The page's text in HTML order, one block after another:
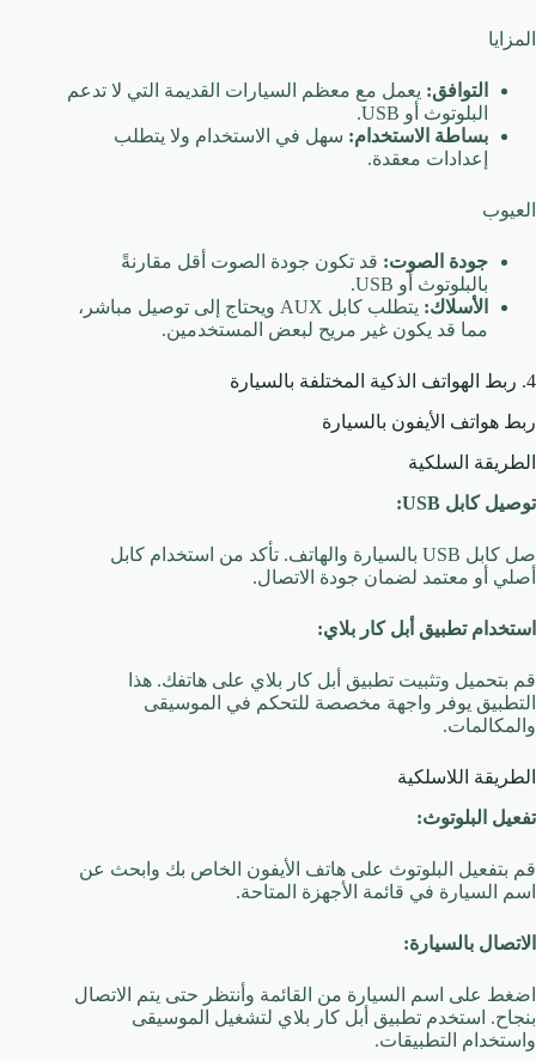
المزايا
التوافق: يعمل مع معظم السيارات القديمة التي لا تدعم
البلوتوث أو USB.
بساطة الاستخدام: سهل في الاستخدام ولا يتطلب
إعدادات معقدة.
العيوب
جودة الصوت: قد تكون جودة الصوت أقل مقارنةً
بالبلوتوث أو USB.
الأسلاك:
يتطلب كابل AUX ويحتاج إلى توصيل مباشر،
مما قد يكون غير مريح لبعض المستخدمين.
4. ربط الهواتف الذكية المختلفة بالسيارة
ربط هواتف الأيفون بالسيارة
الطريقة السلكية
توصيل كابل USB:
صل كابل USB بالسيارة والهاتف. تأكد من استخدام كابل
أصلي أو معتمد لضمان جودة الاتصال.
استخدام تطبيق أبل كار بلاي:
قم بتحميل وتثبيت تطبيق أبل كار بلاي على هاتفك. هذا
التطبيق يوفر واجهة مخصصة للتحكم في الموسيقى
والمكالمات.
الطريقة اللاسلكية
تفعيل البلوتوث:
قم بتفعيل البلوتوث على هاتف الأيفون الخاص بك وابحث عن
اسم السيارة في قائمة الأجهزة المتاحة.
الاتصال بالسيارة:
اضغط على اسم السيارة من القائمة وأنتظر حتى يتم الاتصال
بنجاح. استخدم تطبيق أبل كار بلاي لتشغيل الموسيقى
واستخدام التطبيقات.